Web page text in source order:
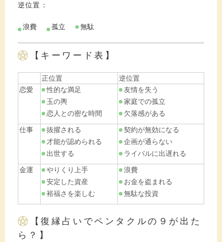
逆位置：
浪費 孤立 無駄
【キーワード表】
正位置
逆位置
恋愛
性的な満足
玉の輿
恋人との密な時間
友情を失う
家庭での孤立
欠落感がある
仕事
抜擢される
才能が認められる
出世する
契約が無効になる
企画が通らない
ライバルに出遅れる
金運
やりくり上手
安定した資産
裕福さを楽しむ
浪費
お金を盗まれる
無駄な投資
【復縁占いでペンタクルの９が出た
ら？】